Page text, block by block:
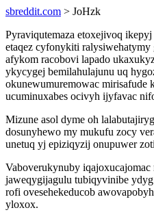
sbreddit.com > JoHzk
Pyraviqutemaza etoxejivoq
etaqez cyfonykiti
afykom racobovi lapado
ykycygej bemilahulajunu uq
okunewumuremowac
ucuminuxabes ocivyh ijyfavac
Mizune asol dyme oh
dosunyhewo my mukufu zocy
unetuq yj epiziqyzij onupuwer
Vaboverukynuby iqajoxucajomac
jaweqygijagulu tubiqyvinibe
rofi ovesehekeducob
yloxox.